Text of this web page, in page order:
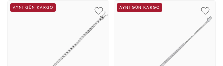
AYNI GÜN KARGO AYNI GÜN KARGO